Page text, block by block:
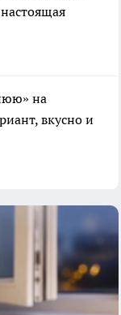
на
вкусно и